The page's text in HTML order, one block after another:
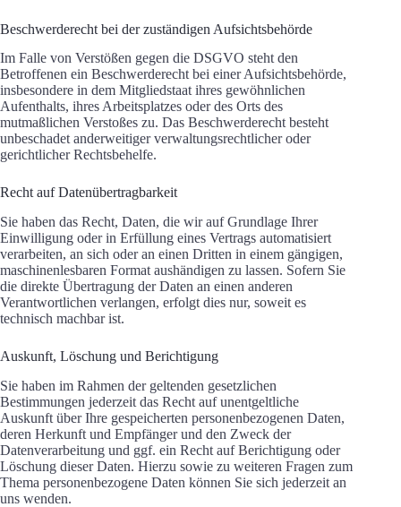
Beschwerderecht bei der zuständigen Aufsichtsbehörde
Im Falle von Verstößen gegen die DSGVO steht den
Betroffenen ein Beschwerderecht bei einer Aufsichtsbehörde,
insbesondere in dem Mitgliedstaat ihres gewöhnlichen
Aufenthalts, ihres Arbeitsplatzes oder des Orts des
mutmaßlichen Verstoßes zu. Das Beschwerderecht besteht
unbeschadet anderweitiger verwaltungsrechtlicher oder
gerichtlicher Rechtsbehelfe.
Recht auf Datenübertragbarkeit
Sie haben das Recht, Daten, die wir auf Grundlage Ihrer
Einwilligung oder in Erfüllung eines Vertrags automatisiert
verarbeiten, an sich oder an einen Dritten in einem gängigen,
maschinenlesbaren Format aushändigen zu lassen. Sofern Sie
die direkte Übertragung der Daten an einen anderen
Verantwortlichen verlangen, erfolgt dies nur, soweit es
technisch machbar ist.
Auskunft, Löschung und Berichtigung
Sie haben im Rahmen der geltenden gesetzlichen
Bestimmungen jederzeit das Recht auf unentgeltliche
Auskunft über Ihre gespeicherten personenbezogenen Daten,
deren Herkunft und Empfänger und den Zweck der
Datenverarbeitung und ggf. ein Recht auf Berichtigung oder
Löschung dieser Daten. Hierzu sowie zu weiteren Fragen zum
Thema personenbezogene Daten können Sie sich jederzeit an
uns wenden.